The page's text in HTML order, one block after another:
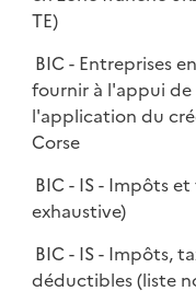
TE)
BIC - Entreprises
fournir à l'appui
l'application du
Corse
BIC - IS - Impôts
exhaustive)
BIC - IS - Impôts,
déductibles (liste